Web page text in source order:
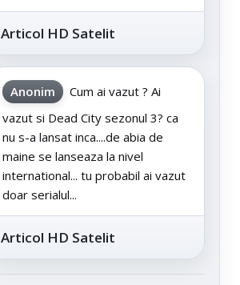
Articol HD Satelit
Anonim
Cum ai vazut ? Ai
vazut si Dead City sezonul 3? ca
nu s-a lansat inca....de abia de
maine se lanseaza la nivel
international... tu probabil ai vazut
doar serialul...
Articol HD Satelit